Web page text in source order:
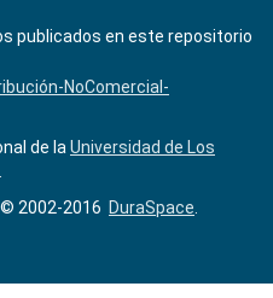
publicados en este repositorio
NoComercial-
de la Universidad de Los
2002-2016 DuraSpace